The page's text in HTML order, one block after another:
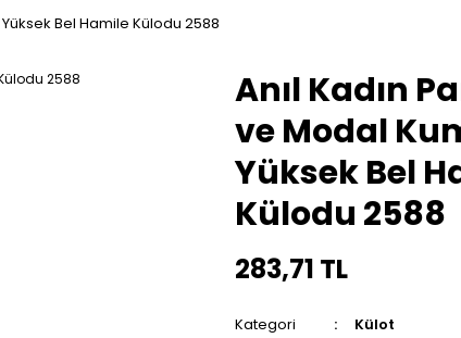
Bel Hamile Külodu 2588
Anıl Kadın
ve Modal
Yüksek Bel
Külodu 2588
283,71 TL
Kategori Külot